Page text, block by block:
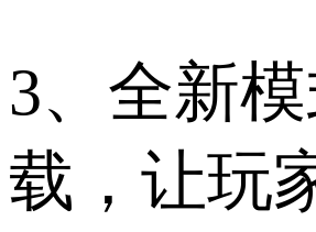
3、全新
载，让玩